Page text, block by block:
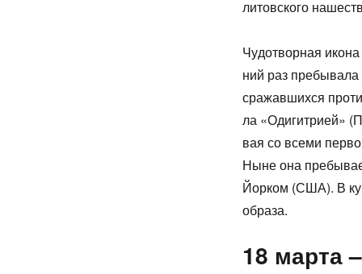
ли­тов­ско­го
Чу­до­твор­ная
ний раз пре­бы­ва­ла
сра­жав­ших­ся
ла «Оди­гит­ри­ей»
вая со все­ми
Ныне она
Йор­ком (США). В
об­ра­за.
18 марта